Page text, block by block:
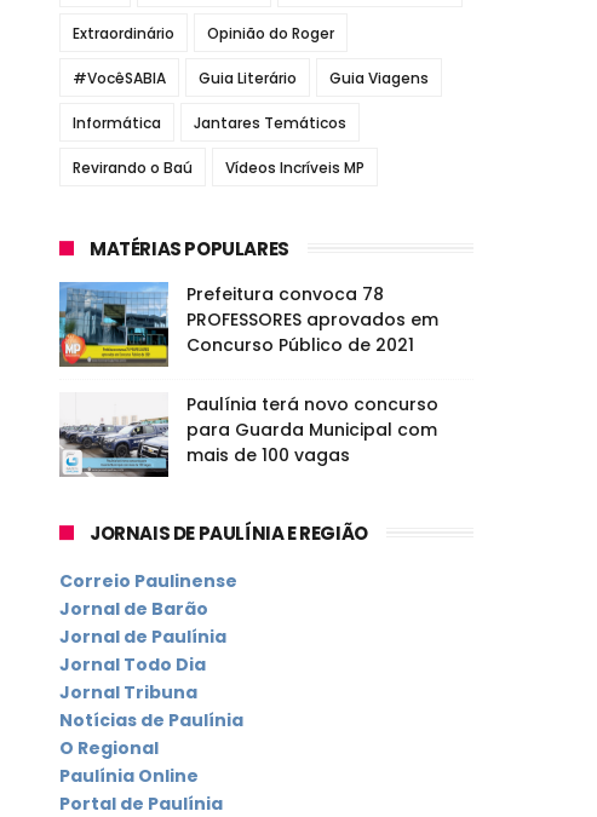
Extraordinário Opinião do Roger
#VocêSABIA Guia Literário Guia Viagens
Informática Jantares Temáticos
Revirando o Baú Vídeos Incríveis MP
MATÉRIAS POPULARES
Prefeitura convoca 78
PROFESSORES aprovados em
Concurso Público de 2021
Paulínia terá novo concurso
para Guarda Municipal com
mais de 100 vagas
JORNAIS DE PAULÍNIA E REGIÃO
Correio Paulinense
Jornal de Barão
Jornal de Paulínia
Jornal Todo Dia
Jornal Tribuna
Notícias de Paulínia
O Regional
Paulínia Online
Portal de Paulínia